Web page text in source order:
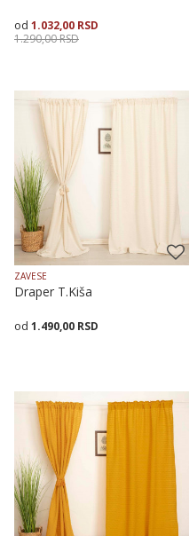
1.032,00 RSD
1.290,00RSD
Veličina
150X175 150X255
Dodaj u korpu
ZAVESE
Draper T.Kiša
1.490,00 RSD
Veličina
150X175 150X255
Dodaj u korpu